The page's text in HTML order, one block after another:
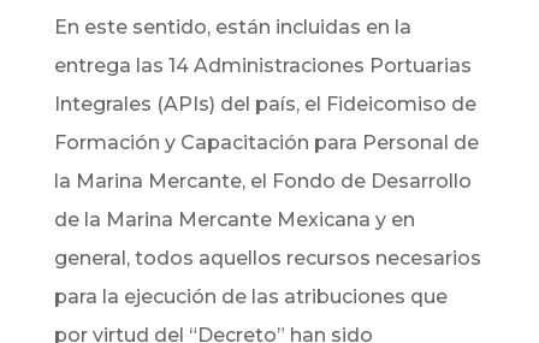
En este sentido, están incluidas en la
entrega las 14 Administraciones Portuarias
Integrales (APIs) del país, el Fideicomiso de
Formación y Capacitación para Personal de
la Marina Mercante, el Fondo de Desarrollo
de la Marina Mercante Mexicana y en
general, todos aquellos recursos necesarios
para la ejecución de las atribuciones que
por virtud del “Decreto” han sido